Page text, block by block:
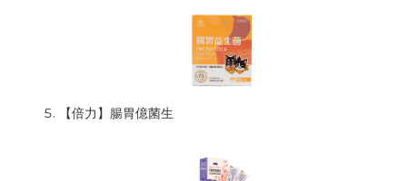
【倍力】腸胃億菌生